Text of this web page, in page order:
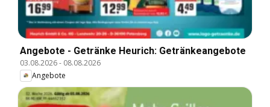
Angebote - Getränke Heurich: Getränkeangebote
03.08.2026- 08.08.2026
Angebote